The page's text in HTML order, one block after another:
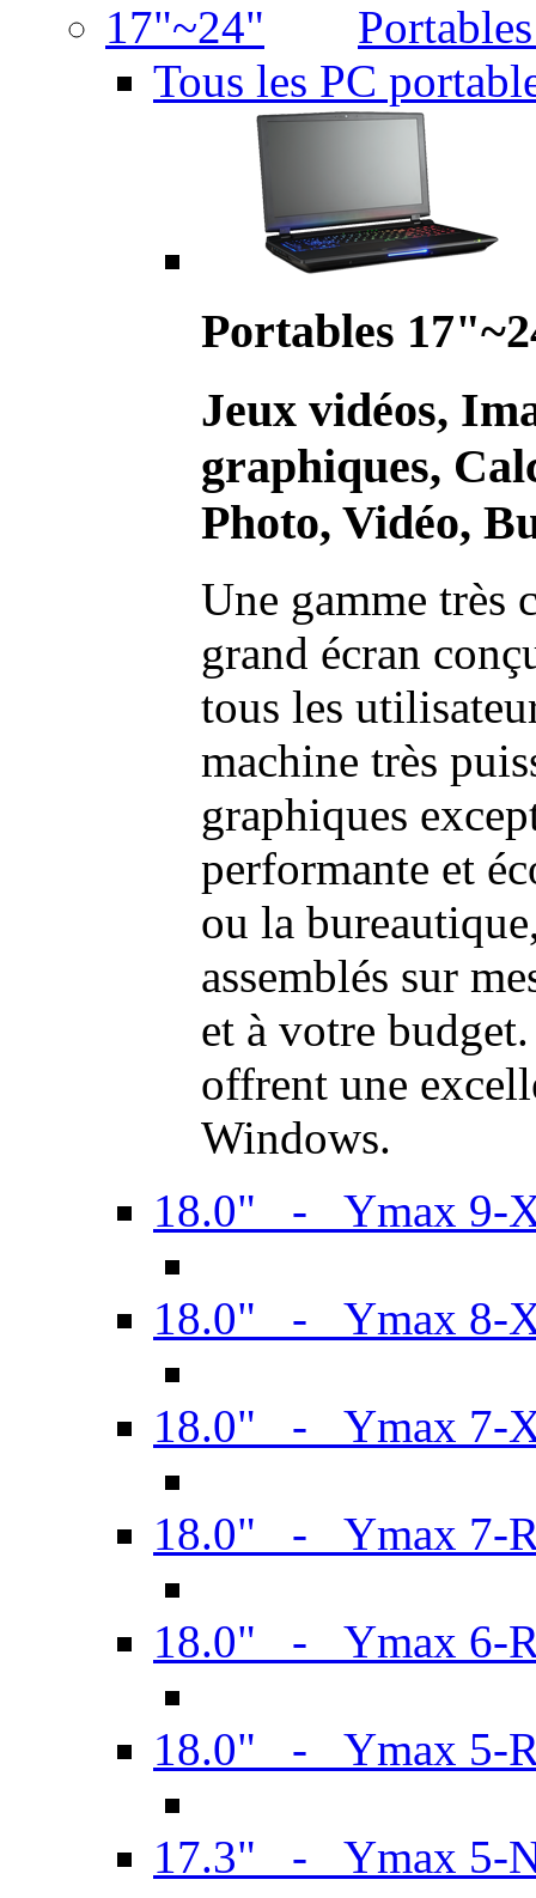
Tous les PC
Portables
Jeux vidéos,
graphiques,
Photo, Vidéo,
Une gamme très
grand écran
tous les
machine très
graphiques
performante et
ou la
assemblés sur
et à votre
offrent une
Windows.
18.0" - Ymax 9-
18.0" - Ymax 8-
18.0" - Ymax 7-
18.0" - Ymax 7-
18.0" - Ymax 6-
18.0" - Ymax 5-
17.3" - Ymax 5-